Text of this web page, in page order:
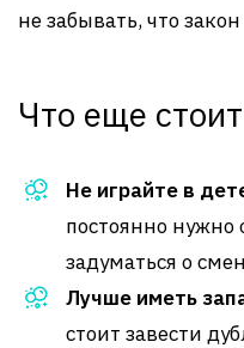
не забывать, что
Что еще
Не играйте в
постоянно нужно
задуматься о
Лучше иметь
стоит завести